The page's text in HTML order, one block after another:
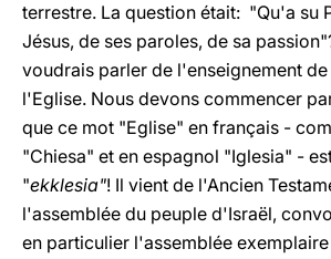
terrestre. La question était: "Qu'a su
Jésus, de ses paroles, de sa
voudrais parler de l'enseignement de
l'Eglise. Nous devons commencer
que ce mot "Eglise" en français -
"Chiesa" et en espagnol "Iglesia" -
"ekklesia"! Il vient de l'Ancien
l'assemblée du peuple d'Israël,
en particulier l'assemblée